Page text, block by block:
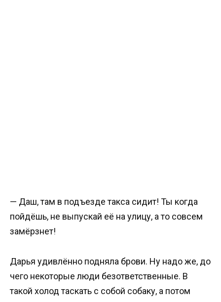
— Даш, там в подъезде такса сидит! Ты когда
пойдёшь, не выпускай её на улицу, а то совсем
замёрзнет!
Дарья удивлённо подняла брови. Ну надо же, до
чего некоторые люди безответственные. В
такой холод таскать с собой собаку, а потом